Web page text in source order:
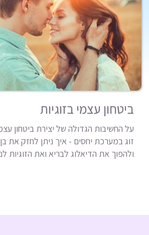
ביטחון עצמי בזוגיות
על החשיבות הגדולה של יצירת ביטחון
זוג במערכת יחסים - איך ניתן לחזק את בן
ולהפוך את הדיאלוג לבריא ואת הזוגיות